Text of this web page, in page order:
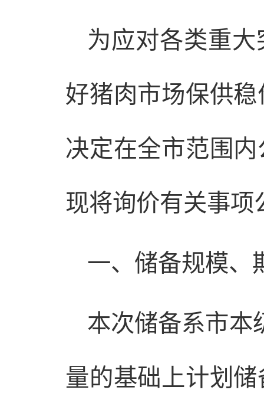
为应对各类重
好猪肉市场保供
决定在全市范围
现将询价有关事项
一、储备规模、
本次储备系市本
量的基础上计划